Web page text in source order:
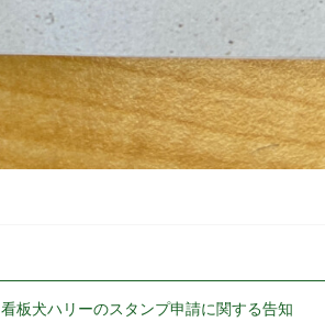
看板犬ハリーのスタンプ申請に関する告知